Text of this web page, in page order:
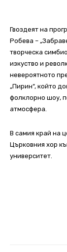
Гвоздеят на
Робева –
творческа
изкуство и
невероятното
„Пирин“, който
фолклорно шоу,
атмосфера.
В самия край на
Църковния хор
университет.